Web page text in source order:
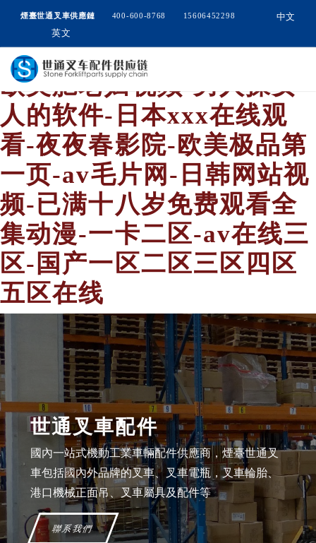
欧美肥老妇视频-男人操女
人的软件-日本xxx在线观
看-夜夜春影院-欧美极品第
一页-av毛片网-日韩网站视
频-已满十八岁免费观看全
集动漫-一卡二区-av在线三
区-国产一区二区三区四区
五区在线
煙臺世通叉車供應鏈 400-600-8768 15606452298
中文
英文
世通叉車配件
國內一站式機動工業車輛配件供應商，煙臺世通叉
車包括國內外品牌的叉車、叉車電瓶，叉車輪胎、
港口機械正面吊、叉車屬具及配件等
聯系我們